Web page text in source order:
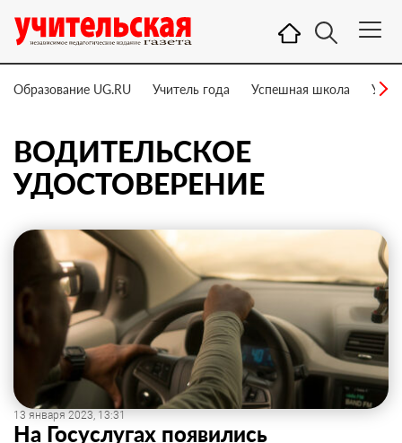
Образование UG.RU Учитель года Успешная школа
ВОДИТЕЛЬСКОЕ
УДОСТОВЕРЕНИЕ
13 января 2023, 13:31
На Госуслугах появились